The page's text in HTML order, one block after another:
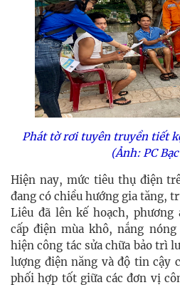
Phát tờ rơi tuyên truyền tiết
(Ảnh: PC
Hiện nay, mức tiêu thụ điện
đang có chiều hướng gia tăng,
Liêu đã lên kế hoạch, phương
cấp điện mùa khô, nắng
hiện công tác sửa chữa bảo trì
lượng điện năng và độ tin cậy
phối hợp tốt giữa các đơn vị